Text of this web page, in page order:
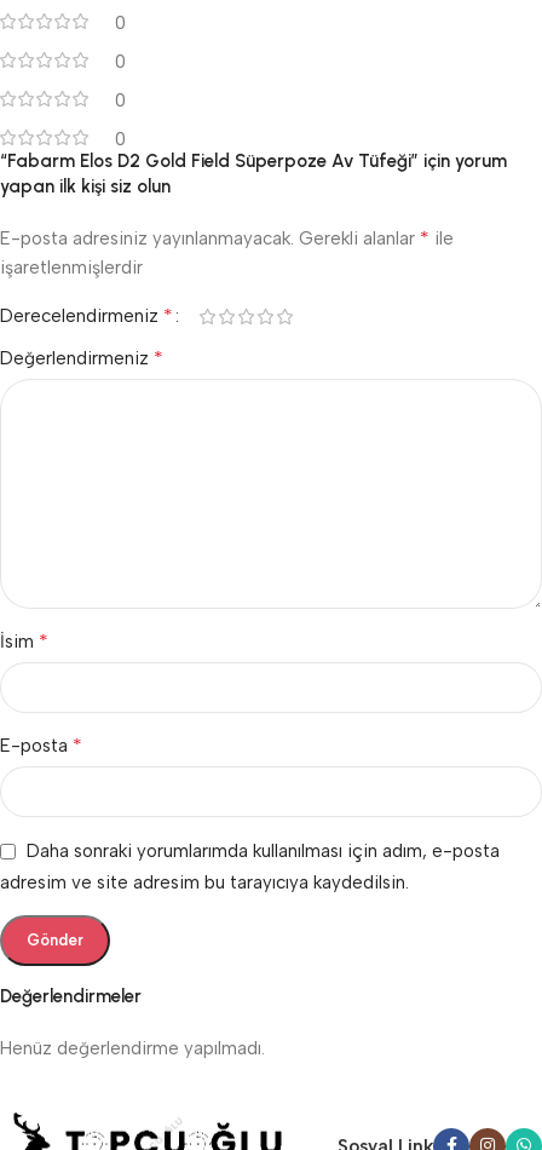
0
0
0
0
Değerlendirmeler
Henüz değerlendirme yapılmadı.
“Fabarm Elos D2 Gold Field Süperpoze Av Tüfeği” için yorum
yapan ilk kişi siz olun
E-posta adresiniz yayınlanmayacak. Gerekli alanlar * ile
işaretlenmişlerdir
Derecelendirmeniz *
Değerlendirmeniz *
İsim *
E-posta *
Daha sonraki yorumlarımda kullanılması için adım, e-posta
adresim ve site adresim bu tarayıcıya kaydedilsin.